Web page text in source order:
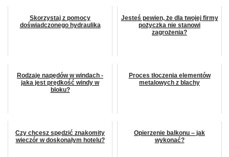
Skorzystaj z pomocy
doświadczonego hydraulika
Jesteś pewien, że dla twojej firmy
pożyczka nie stanowi
zagrożenia?
Rodzaje napędów w windach -
jaka jest prędkość windy w
bloku?
Proces tłoczenia elementów
metalowych z blachy
Czy chcesz spędzić znakomity
wieczór w doskonałym hotelu?
Opierzenie balkonu – jak
wykonać?